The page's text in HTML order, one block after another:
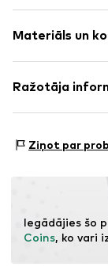
Kabatas ar
Pogu aizdare
Pogu aizdare
Piegriezums:
Materiāls un
Materiāls: 77%
Nav
Žāvēt zemā
Ražotāja
2700
Ziņot par
Iegādājies šo
Coins, ko vari